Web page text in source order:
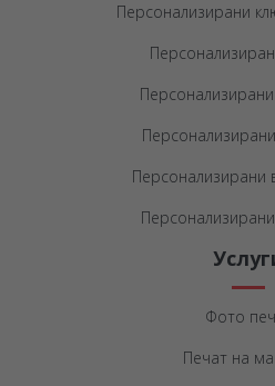
Персонализирани
Персонализирани
Фото
Печат на